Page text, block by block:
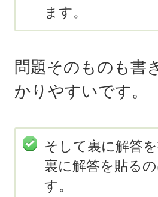
ます。
問題そのものも書
かりやすいです。
そして裏に解答
裏に解答を貼る
す。